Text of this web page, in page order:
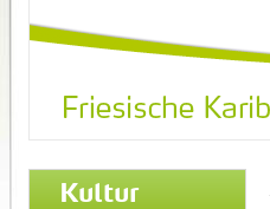
Kultur